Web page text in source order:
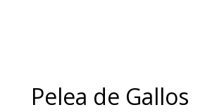
Pelea de Gallos